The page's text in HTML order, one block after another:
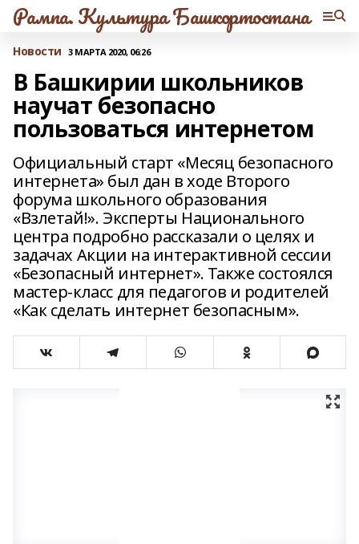
Рампа. Культура Башкортостана
Новости 3 МАРТА 2020, 06:26
В Башкирии школьников
научат безопасно
пользоваться интернетом
Официальный старт «Месяц безопасного
интернета» был дан в ходе Второго
форума школьного образования
«Взлетай!». Эксперты Национального
центра подробно рассказали о целях и
задачах Акции на интерактивной сессии
«Безопасный интернет». Также состоялся
мастер-класс для педагогов и родителей
«Как сделать интернет безопасным».